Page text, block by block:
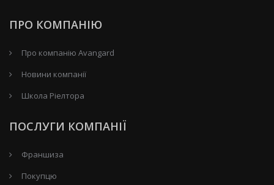
ПРО КОМПАНІЮ
Про компанію Avangard
Новини компанії
Школа Ріелтора
ПОСЛУГИ КОМПАНІЇ
Франшиза
Покупцю